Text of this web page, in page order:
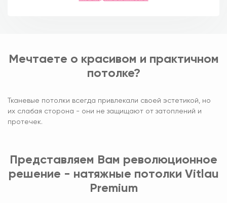
Мечтаете о красивом и практичном
потолке?
Тканевые потолки всегда привлекали своей эстетикой, но
их слабая сторона - они не защищают от затоплений и
протечек.
Представляем Вам революционное
решение - натяжные потолки Vitlau
Premium